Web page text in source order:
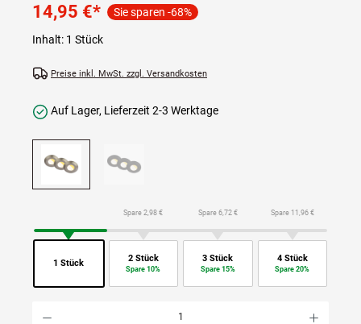
14,95 €* Sie sparen -68%
Inhalt: 1 Stück
Preise inkl. MwSt. zzgl. Versandkosten
Auf Lager, Lieferzeit 2-3 Werktage
1 Stück
Spare 2,98 €
2 Stück
Spare 10%
Spare 6,72 €
3 Stück
Spare 15%
Spare 11,96 €
4 Stück
Spare 20%